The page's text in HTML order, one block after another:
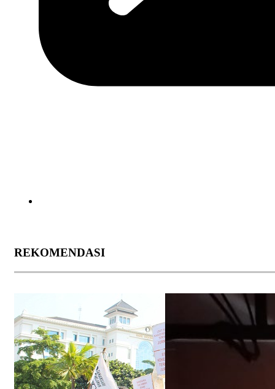
REKOMENDASI